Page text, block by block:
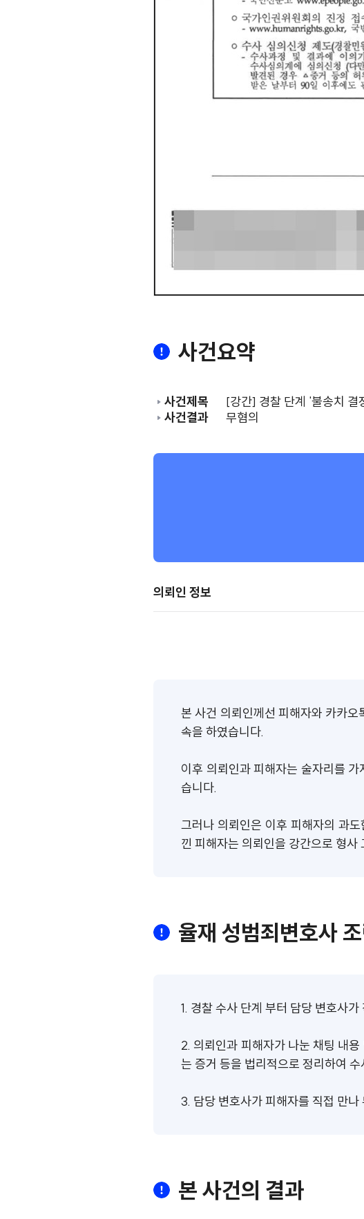
사건요약
사건제목
[강간] 경찰 단계 '불송치 결
사건결과
무혐의
의뢰인 정보
본 사건 의뢰인께선 피해자와 카카
속을 하였습니다.
이후 의뢰인과 피해자는 술자리를
습니다.
그러나 의뢰인은 이후 피해자의 과
낀 피해자는 의뢰인을 강간으로 형사
율재 성범죄변호사
1. 경찰 수사 단계 부터 담당 변호사
2. 의뢰인과 피해자가 나눈 채팅 내
는 증거 등을 법리적으로 정리하여
3. 담당 변호사가 피해자를 직접 만
본 사건의 결과